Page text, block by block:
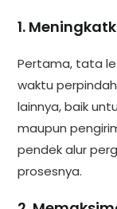
1.
Pertama, tata
waktu
lainnya, baik
maupun
pendek alur
prosesnya.